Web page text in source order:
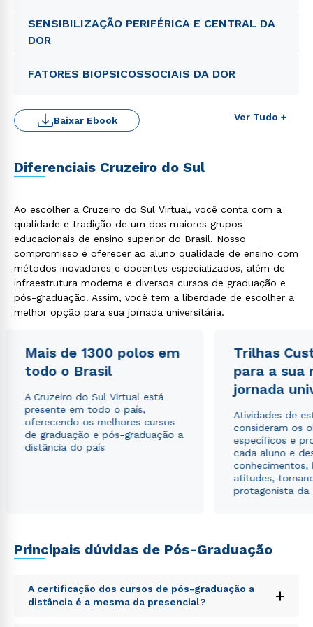
SENSIBILIZAÇÃO PERIFÉRICA E CENTRAL DA
DOR
FATORES BIOPSICOSSOCIAIS DA DOR
Ver Tudo +
Baixar Ebook
Diferenciais Cruzeiro do Sul
Ao escolher a Cruzeiro do Sul Virtual, você conta com a
qualidade e tradição de um dos maiores grupos
educacionais de ensino superior do Brasil. Nosso
compromisso é oferecer ao aluno qualidade de ensino com
métodos inovadores e docentes especializados, além de
infraestrutura moderna e diversos cursos de graduação e
pós-graduação. Assim, você tem a liberdade de escolher a
melhor opção para sua jornada universitária.
Mais de 1300 polos em
todo o Brasil
A Cruzeiro do Sul Virtual está
presente em todo o país,
oferecendo os melhores cursos
de graduação e pós-graduação a
distância do país
Trilhas
para a sua
jornada
Atividades de
consideram os
específicos e
cada aluno e
conhecimentos,
atitudes,
protagonista da
Principais dúvidas de Pós-Graduação
A certificação dos cursos de pós-graduação a
distância é a mesma da presencial?
+
WhatsApp
Política de Privacidade.
autorizo que meus dados sejam utilizados para o
envio de conteúdos da Cruzeiro do Sul.